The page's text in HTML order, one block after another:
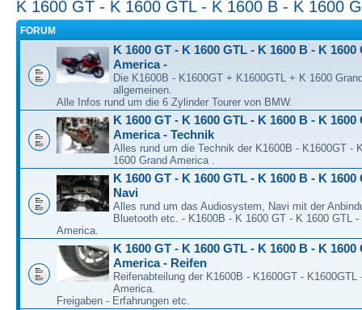
K 1600 GT - K 1600 GTL - K 1600 B - K 1600
FORUM
K 1600 GT - K 1600 GTL - K 1600 B - K 1600
America -
Die K1600B - K1600GT + K1600GTL + K 1600
allgemeinen.
Alle Infos rund um die 6 Zylinder Tourer von BMW.
K 1600 GT - K 1600 GTL - K 1600 B - K 1600
America - Technik
Alles rund um die Technik der K1600B - K1600GT -
1600 Grand America .
K 1600 GT - K 1600 GTL - K 1600 B - K 1600
Navi
Alles rund um das Audiosystem, Navi mit der
Bluetooth etc. - K1600B - K 1600 GT - K 1600 GTL -
America.
K 1600 GT - K 1600 GTL - K 1600 B - K 1600
America - Reifen
Reifenabteilung der K1600B - K1600GT - K1600GTL
America.
Freigaben - Erfahrungen etc.